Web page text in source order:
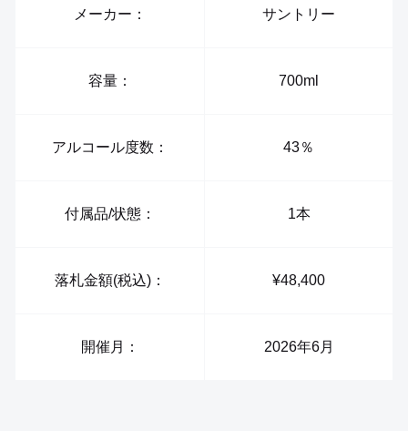
メーカー： サントリー
容量： 700ml
アルコール度数： 43％
付属品/状態： 1本
落札金額(税込)： ¥48,400
開催月： 2026年6月